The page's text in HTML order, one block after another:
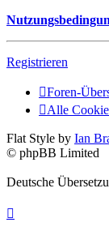
Registrieren
Foren-
Alle
Flat Style by Ian
© phpBB Limited
Deutsche